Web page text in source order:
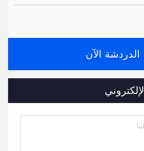
الدردشة الآن